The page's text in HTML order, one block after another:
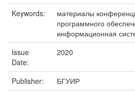
Keywords:
материалы
программного
информационная
Issue
Date:
2020
Publisher:
БГУИР